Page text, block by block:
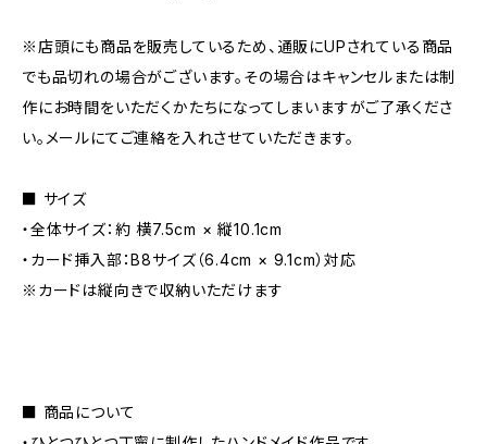
※店頭にも商品を販売しているため、通販にUPされている商品
でも品切れの場合がございます。その場合はキャンセルまたは制
作にお時間をいただくかたちになってしまいますがご了承くださ
い。メールにてご連絡を入れさせていただきます。
■ サイズ
・全体サイズ：約 横7.5cm × 縦10.1cm
・カード挿入部：B8サイズ（6.4cm × 9.1cm）対応
※カードは縦向きで収納いただけます
■ 商品について